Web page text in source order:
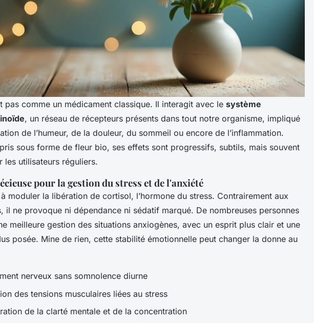
pas comme un médicament classique. Il interagit avec le système
, un réseau de récepteurs présents dans tout notre organisme, impliqué
de l’humeur, de la douleur, du sommeil ou encore de l’inflammation.
sous forme de fleur bio, ses effets sont progressifs, subtils, mais souvent
les utilisateurs réguliers.
pour la gestion du stress et de l'anxiété
moduler la libération de cortisol, l’hormone du stress. Contrairement aux
il ne provoque ni dépendance ni sédatif marqué. De nombreuses personnes
meilleure gestion des situations anxiogènes, avec un esprit plus clair et une
posée. Mine de rien, cette stabilité émotionnelle peut changer la donne au
nerveux sans somnolence diurne
des tensions musculaires liées au stress
de la clarté mentale et de la concentration